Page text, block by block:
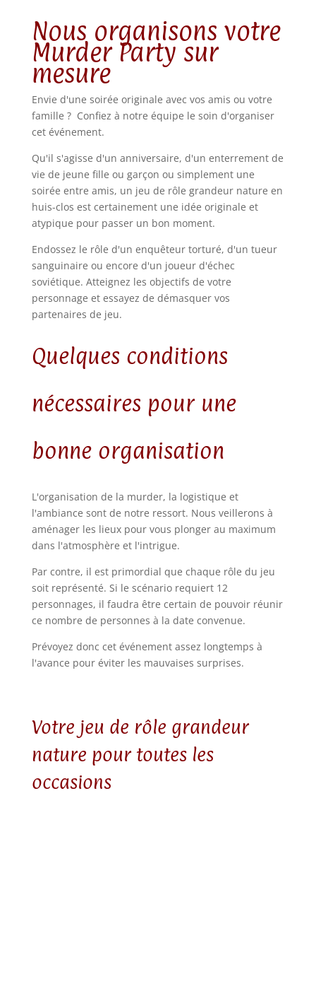
Nous organisons votre
Murder Party sur
mesure
Envie d'une soirée originale avec vos amis ou votre
famille ? Confiez à notre équipe le soin d'organiser
cet événement.
Qu'il s'agisse d'un anniversaire, d'un enterrement de
vie de jeune fille ou garçon ou simplement une
soirée entre amis, un jeu de rôle grandeur nature en
huis-clos est certainement une idée originale et
atypique pour passer un bon moment.
Endossez le rôle d'un enquêteur torturé, d'un tueur
sanguinaire ou encore d'un joueur d'échec
soviétique. Atteignez les objectifs de votre
personnage et essayez de démasquer vos
partenaires de jeu.
Quelques conditions
nécessaires pour une
bonne organisation
L'organisation de la murder, la logistique et
l'ambiance sont de notre ressort. Nous veillerons à
aménager les lieux pour vous plonger au maximum
dans l'atmosphère et l'intrigue.
Par contre, il est primordial que chaque rôle du jeu
soit représenté. Si le scénario requiert 12
personnages, il faudra être certain de pouvoir réunir
ce nombre de personnes à la date convenue.
Prévoyez donc cet événement assez longtemps à
l'avance pour éviter les mauvaises surprises.
Votre jeu de rôle grandeur
nature pour toutes les
occasions